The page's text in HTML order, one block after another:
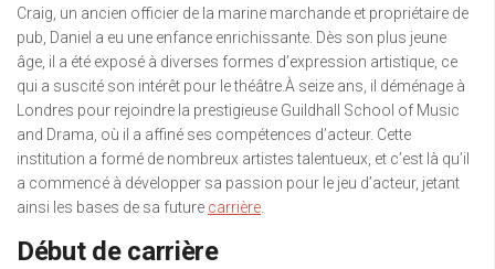
Craig, un ancien officier de la marine marchande et propriétaire de
pub, Daniel a eu une enfance enrichissante. Dès son plus jeune
âge, il a été exposé à diverses formes d’expression artistique, ce
qui a suscité son intérêt pour le théâtre.À seize ans, il déménage à
Londres pour rejoindre la prestigieuse Guildhall School of Music
and Drama, où il a affiné ses compétences d’acteur. Cette
institution a formé de nombreux artistes talentueux, et c’est là qu’il
a commencé à développer sa passion pour le jeu d’acteur, jetant
ainsi les bases de sa future carrière.
Début de carrière